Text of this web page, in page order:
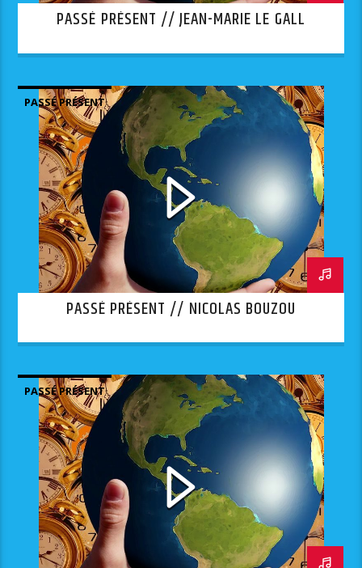
PASSÉ PRÉSENT // JEAN-MARIE LE GALL
PASSÉ PRÉSENT
PASSÉ PRÉSENT // NICOLAS BOUZOU
PASSÉ PRÉSENT